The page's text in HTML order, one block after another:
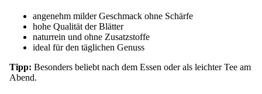
angenehm milder Geschmack ohne Schärfe
hohe Qualität der Blätter
naturrein und ohne Zusatzstoffe
ideal für den täglichen Genuss
Tipp: Besonders beliebt nach dem Essen oder als leichter Tee am
Abend.